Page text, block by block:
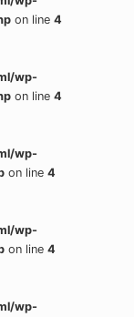
on line4
wp-
on line4
wp-
on line4
wp-
on line4
wp-